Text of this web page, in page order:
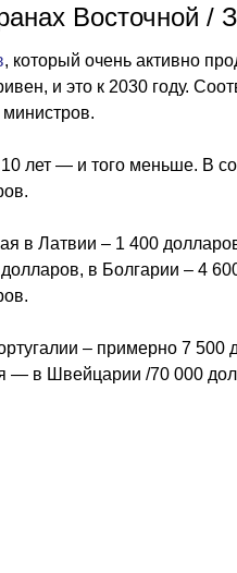
Восточной /
, который очень активно
и это к 2030 году.
лет — и того меньше. В
в Латвии – 1 400
в Болгарии – 4
– примерно 7 500
— в Швейцарии /70 000